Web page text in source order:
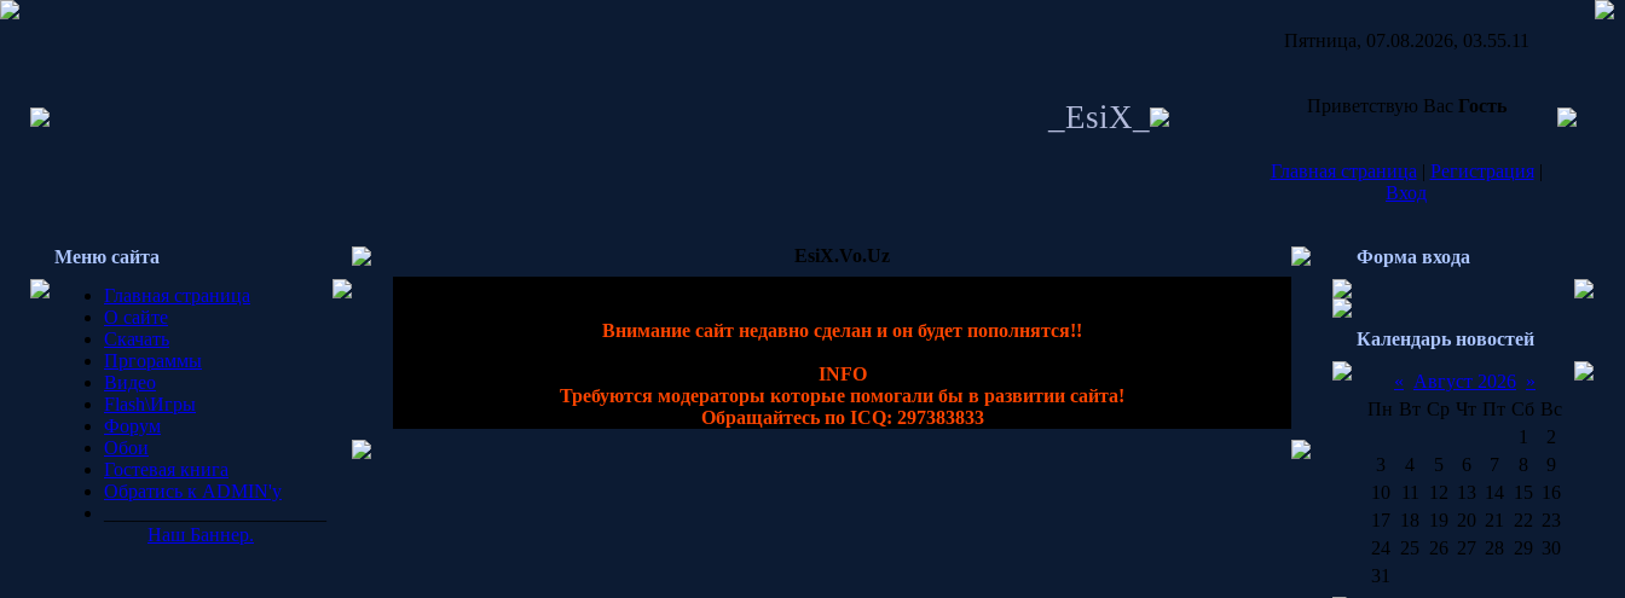
_EsiX_
Пятница, 07.08.2026, 03.55.11
Приветствую Вас Гость
Главная страница | Регистрация|
Вход
Меню сайта
Главная страница
О сайте
Скачать
Пргораммы
Видео
Flash\Игры
Форум
Обои
Гостевая книга
Обратись к ADMIN'у
Наш Баннер.
EsiX.Vo.Uz
Внимание сайт недавно сделан и он будет пополнятся!!
INFO
Требуются модераторы которые помогали бы в развитии сайта!
Обращайтесь по ICQ: 297383833
Форма входа
Календарь новостей
« Август 2026 »
Пн Вт Ср Чт Пт Сб Вс
1
2
3
4 5 6 7 8
9
10
11 12 13 14 15 16
17
18 19 20 21 22 23
24 25 26 27 28 29 30
31